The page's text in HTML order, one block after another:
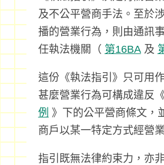
及不公平營商手法。至於
播的營業行為，則由通訊
任執法機關（ 第16BA及
這份《執法指引》只可用
甚麼營業行為可構成違反《
例 》下的公平營商條文，
商戶以某一特定方式經營
指引既無法律約束力，亦